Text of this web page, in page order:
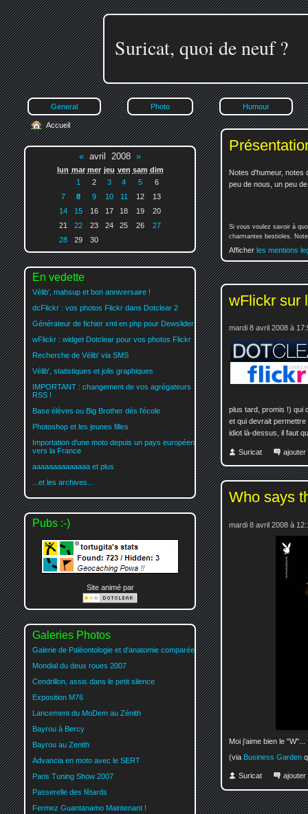
Suricat, quoi de neuf ?
General Photo Humour
Notes d'humeur, notes
peu de nous, un peu
Si vous voulez savoir à
charmantes bestioles.
Afficher les mentions
wFlickr sur
mardi 8 avril 2008 à
plus tard, promis !) qui
et qui devrait
idiot là-dessus, il faut
Suricat ajouter
Who says
mardi 8 avril 2008 à
Moi j'aime bien le "W"...
(via Business Garden
Suricat ajouter
Accueil
« avril 2008 »
lun mar mer jeu ven sam dim
1
2 3 4 5
6
7
8 9 10 11 12
13
14
15 16 17 18 19
20
21
22 23 24 25 26
27
28
29 30
En vedette
Vélib', mahsup et bon anniversaire !
dcFlickr : vos photos Flickr dans Dotclear 2
Générateur de fichier xml en php pour Dewslider
wFlickr : widget Dotclear pour vos photos Flickr
Recherche de Vélib' via SMS
Vélib', statistiques et jolis graphiques
IMPORTANT : changement de vos agrégateurs
RSS !
Base élèves ou Big Brother dès l'école
Photoshop et les jeunes filles
Importation d'une moto depuis un pays européen
vers la France
aaaaaaaaaaaaaa et plus
...et les archives...
Pubs :-)
Site animé par
Galeries Photos
Galerie de Paléontologie et d'anatomie comparée
Mondial du deux roues 2007
Cendrillon, assis dans le petit silence
Exposition M76
Lancement du MoDem au Zénith
Bayrou à Bercy
Bayrou au Zenith
Advancia en moto avec le SERT
Paris Tuning Show 2007
Passerelle des fêtards
Fermez Guantanamo Maintenant !